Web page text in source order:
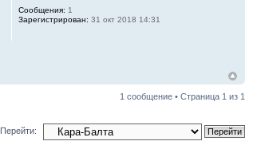
Сообщения: 1
Зарегистрирован: 31 окт 2018 14:31
1 сообщение • Страница 1 из 1
Перейти: